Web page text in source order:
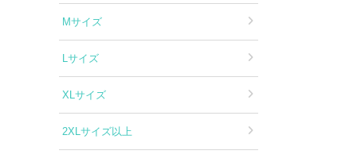
Mサイズ
Lサイズ
XLサイズ
2XLサイズ以上